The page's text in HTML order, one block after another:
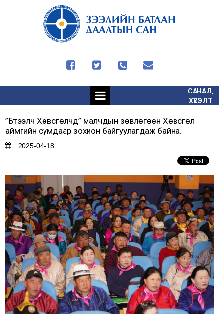
   
САНАЛ,
ХҮСЭЛТ
”Бүтээлч Хөвсгөлчүүд” малчдын зөвлөгөөн Хөвсгөл
аймгийн сумдаар зохион байгуулагдаж байна.
2025-04-18